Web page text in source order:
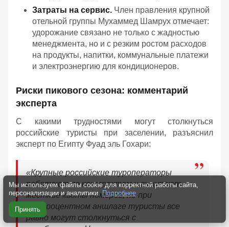
Затраты на сервис. Член правления крупной
отельной группы Мухаммед Шамрух отмечает:
удорожание связано не только с жадностью
менеджмента, но и с резким ростом расходов
на продукты, напитки, коммунальные платежи
и электроэнергию для кондиционеров.
Риски пикового сезона: комментарий
эксперта
С какими трудностями могут столкнуться
российские туристы при заселении, разъяснил
эксперт по Египту Фуад эль Гохари:
«Крупные российские туроператоры
работают по контрактам и выкупают
жесткие квоты номеров, но при
стопроцентном аншлаге туристы все
равно могут столкнуться с
Мы используем файлы cookie для корректной работы сайта,
персонализации и аналитики. Подробнее
Принять